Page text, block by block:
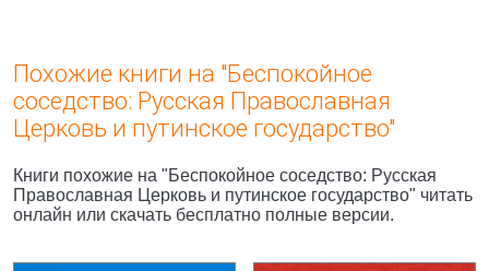
Похожие книги на "Беспокойное
соседство: Русская Православная
Церковь и путинское государство"
Книги похожие на "Беспокойное соседство: Русская
Православная Церковь и путинское государство" читать
онлайн или скачать бесплатно полные версии.